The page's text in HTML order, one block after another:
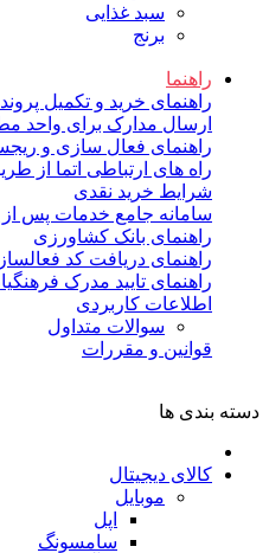
سبد غذایی
برنج
راهنما
راهنمای خرید و تکمیل
ارسال مدارک برای واحد
راهنمای فعال سازی و
راه های ارتباطی اتما از
شرایط خرید نقدی
سامانه جامع خدمات پس
راهنمای بانک کشاورزی
راهنمای دریافت کد
راهنمای تایید مدرک
اطلاعات کاربردی
سوالات متداول
قوانین و مقررات
دسته بندی ها
کالای دیجیتال
موبایل
اپل
سامسونگ